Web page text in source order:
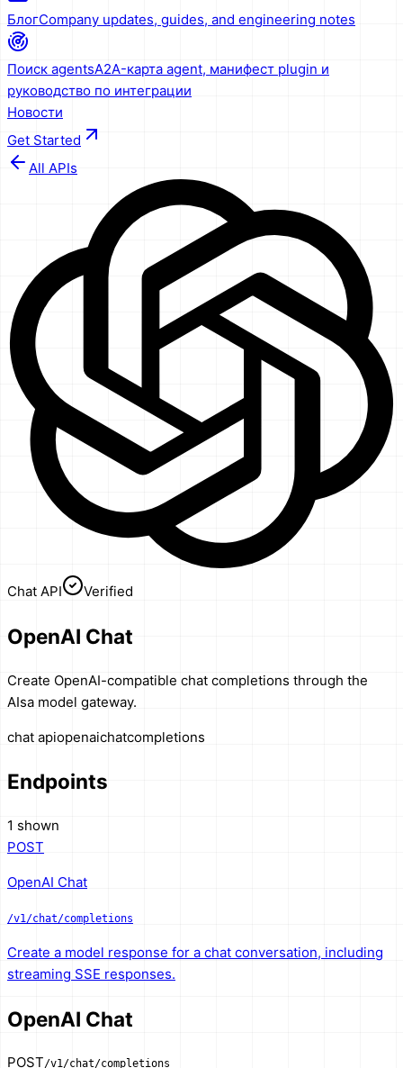
БлогCompany updates, guides, and engineering notes
Поиск agentsA2A-карта agent, манифест plugin и
руководство по интеграции
Новости
Get Started
All APIs
Chat API Verified
OpenAI Chat
Create OpenAI-compatible chat completions through the
AIsa model gateway.
chat apiopenaichatcompletions
Endpoints
1 shown
POST
OpenAI Chat
/v1/chat/completions
Create a model response for a chat conversation, including
streaming SSE responses.
OpenAI Chat
POST/v1/chat/completions